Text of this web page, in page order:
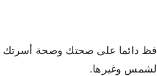
دائما على صحتك وصحة أسرتك
وغيرها.